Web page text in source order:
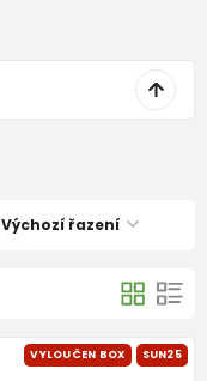
Výchozí řazení
VYLOUČEN BOX SUN25